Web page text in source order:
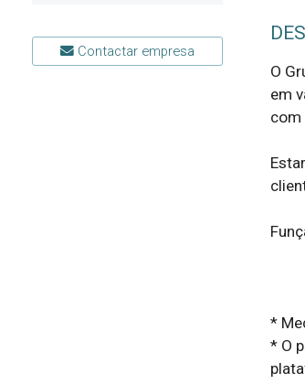
Contactar empresa
O
em
com
*
* O